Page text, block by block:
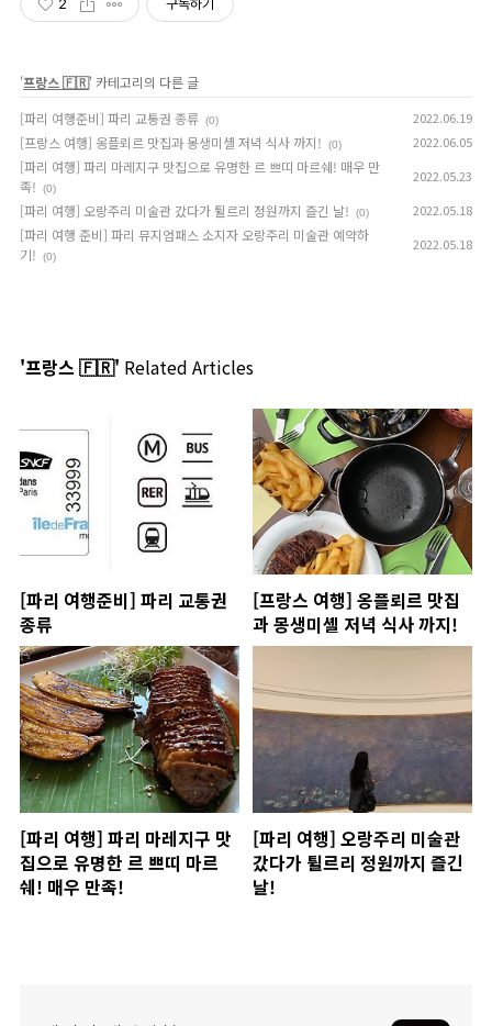
2 구독하기
'프랑스 🇫🇷' 카테고리의 다른 글
[파리 여행준비] 파리 교통권 종류 (0) 2022.06.19
[프랑스 여행] 옹플뢰르 맛집과 몽생미셸 저녁 식사 까지! (0) 2022.06.05
[파리 여행] 파리 마레지구 맛집으로 유명한 르 쁘띠 마르쉐! 매우 만
족!
(0)
2022.05.23
[파리 여행] 오랑주리 미술관 갔다가 튈르리 정원까지 즐긴 날! (0) 2022.05.18
[파리 여행 준비] 파리 뮤지엄패스 소지자 오랑주리 미술관 예약하
기!
(0)
2022.05.18
'프랑스 🇫🇷' Related Articles
[파리 여행준비] 파리 교통권
종류
[프랑스 여행] 옹플뢰르 맛집
과 몽생미셸 저녁 식사 까지!
[파리 여행] 파리 마레지구 맛
집으로 유명한 르 쁘띠 마르
쉐! 매우 만족!
[파리 여행] 오랑주리 미술관
갔다가 튈르리 정원까지 즐긴
날!